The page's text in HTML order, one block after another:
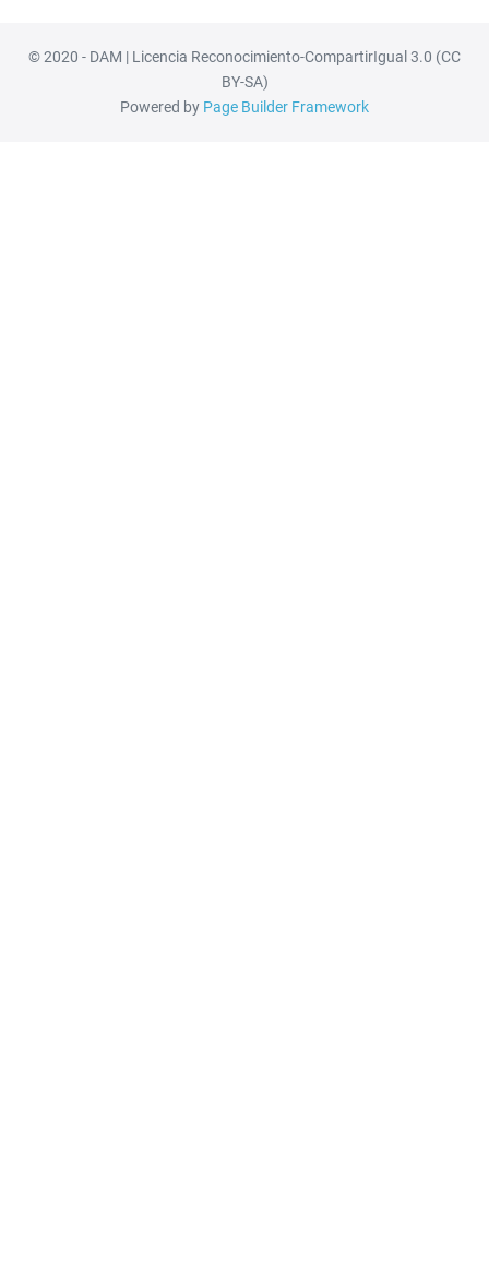
© 2020 - DAM | Licencia Reconocimiento-CompartirIgual 3.0 (CC
BY-SA)
Powered by Page Builder Framework